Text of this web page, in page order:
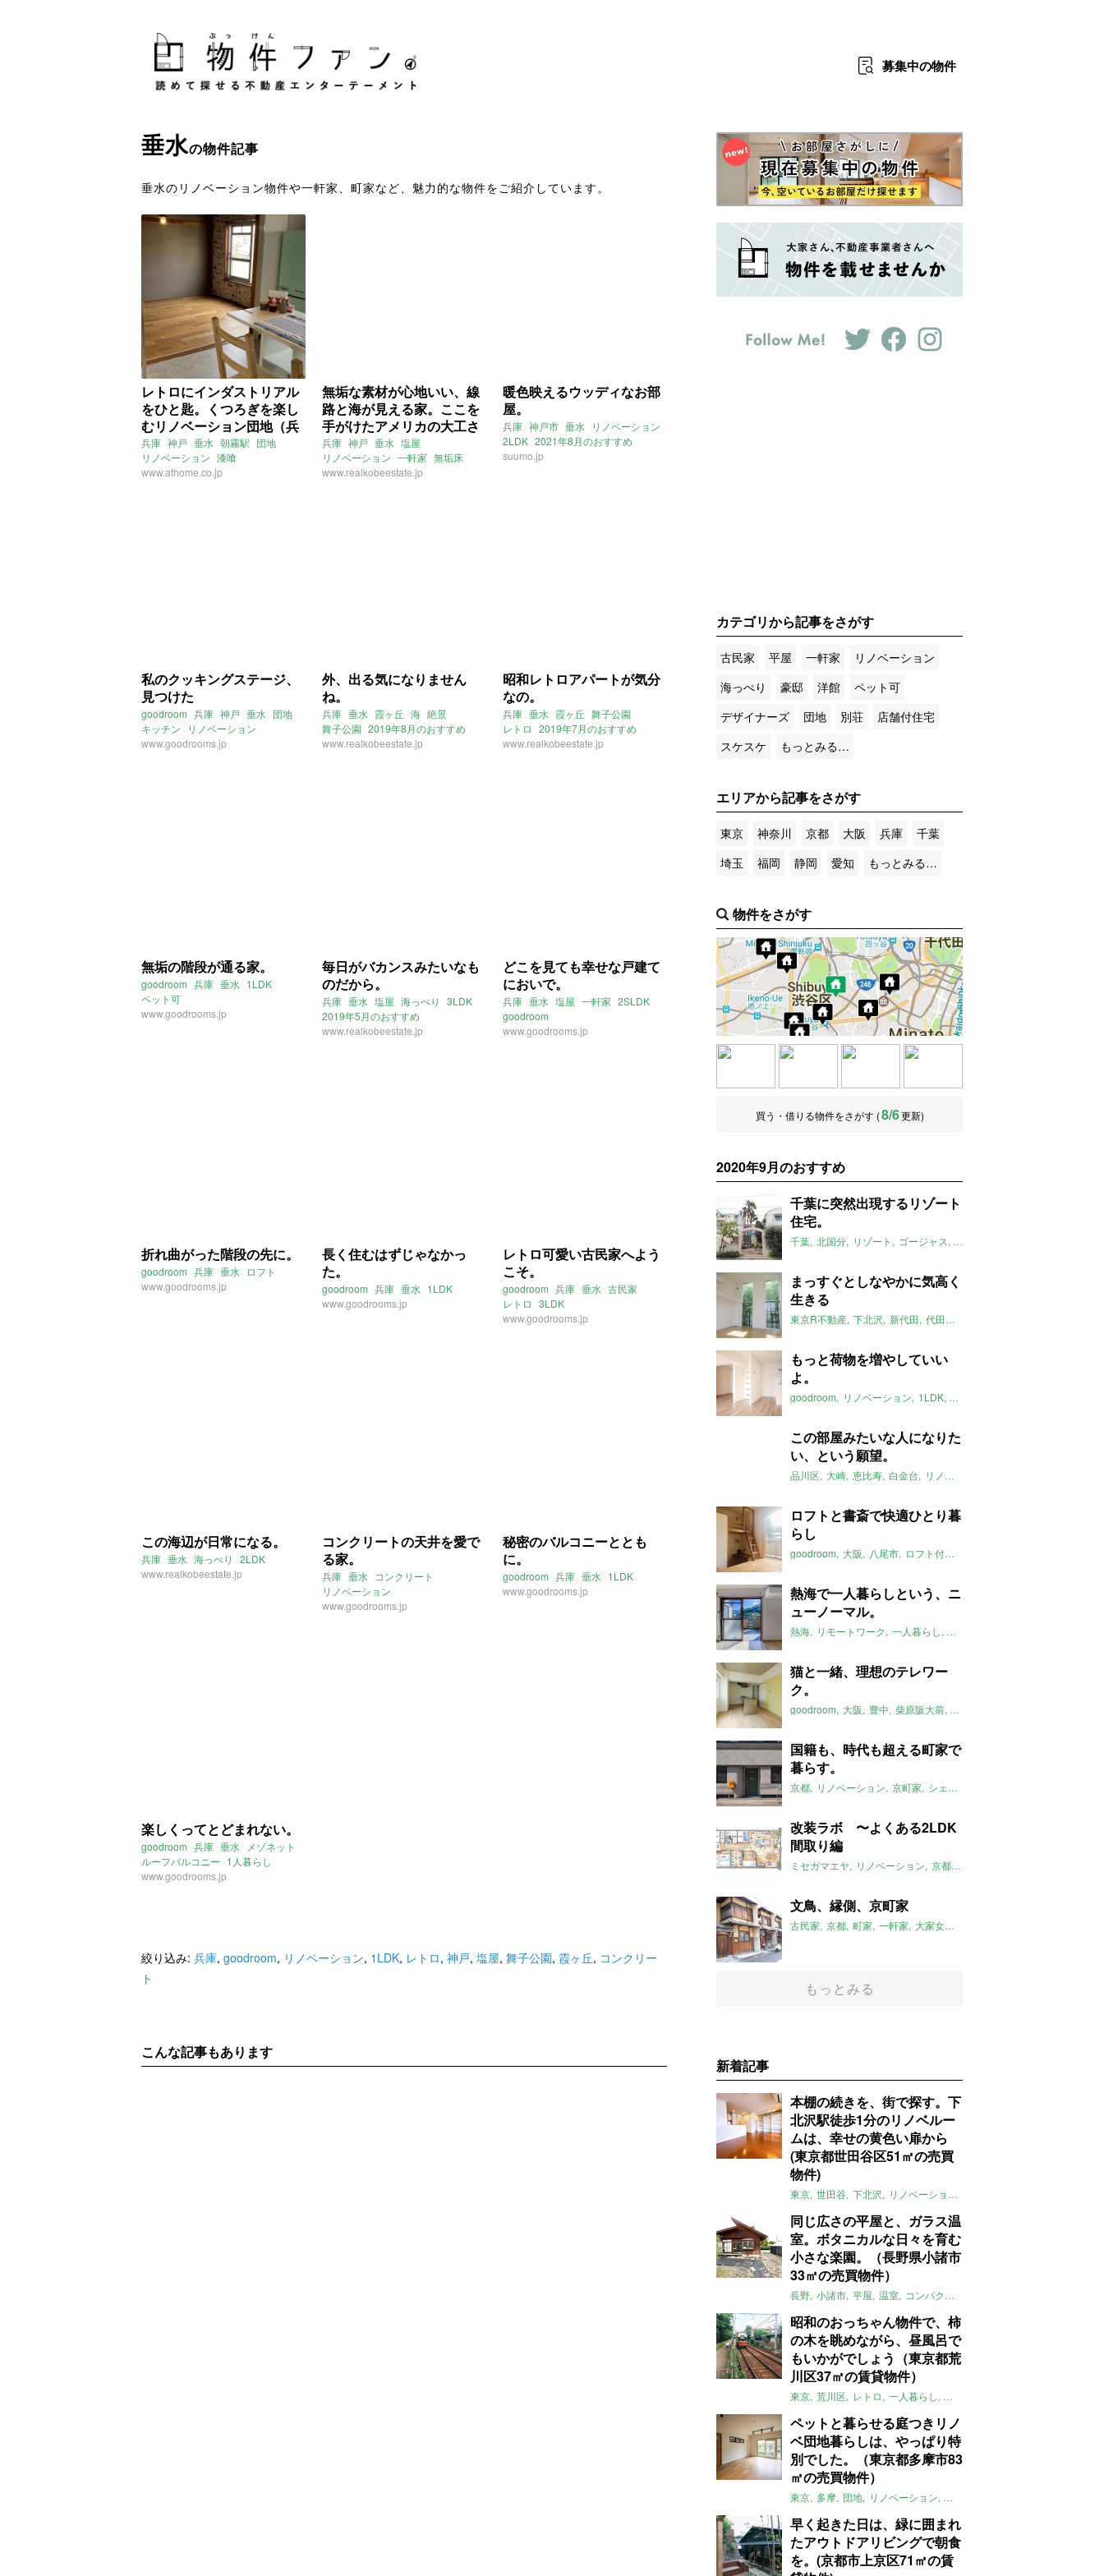
募集中の物件
垂水の物件記事
垂水のリノベーション物件や一軒家、町家など、魅力的な物件をご紹介しています。
レトロにインダストリアル
をひと匙。くつろぎを楽し
むリノベーション団地（兵
庫県神戸市61㎡の売買物
件）
兵庫 神戸 垂水 朝霧駅 団地
リノベーション 漆喰
コンクリート
カフェ
www.athome.co.jp
無垢な素材が心地いい、線
路と海が見える家。ここを
手がけたアメリカの大工さ
んは、きっと日本を愛する
人だ。(神戸市垂水区49㎡の
賃貸物件)
兵庫 神戸 垂水 塩屋
リノベーション 一軒家 無垢床
ライター：ほしりょうこ
www.realkobeestate.jp
暖色映えるウッディなお部
屋。
兵庫 神戸市 垂水
リノベーション
2LDK 2021年8月のおすすめ
suumo.jp
私のクッキングステージ、
見つけた
goodroom 兵庫 神戸 垂水 団地
キッチン
リノベーション
オシャレ
www.goodrooms.jp
外、出る気になりません
ね。
兵庫 垂水 霞ヶ丘 海 絶景
舞子公園 2019年8月のおすすめ
www.realkobeestate.jp
昭和レトロアパートが気分
なの。
兵庫 垂水 霞ヶ丘 舞子公園
レトロ 2019年7月のおすすめ
www.realkobeestate.jp
無垢の階段が通る家。
goodroom 兵庫 垂水 1LDK
ペット可
www.goodrooms.jp
毎日がバカンスみたいなも
のだから。
兵庫 垂水 塩屋 海っぺり
3LDK
2019年5月のおすすめ
www.realkobeestate.jp
どこを見ても幸せな戸建て
においで。
兵庫 垂水 塩屋 一軒家 2SLDK
goodroom
www.goodrooms.jp
折れ曲がった階段の先に。
goodroom 兵庫 垂水
ロフト
www.goodrooms.jp
長く住むはずじゃなかっ
た。
goodroom 兵庫 垂水 1LDK
www.goodrooms.jp
レトロ可愛い古民家へよう
こそ。
goodroom 兵庫 垂水 古民家
レトロ 3LDK
www.goodrooms.jp
この海辺が日常になる。
兵庫 垂水 海っぺり
2LDK
www.realkobeestate.jp
コンクリートの天井を愛で
る家。
兵庫 垂水
コンクリート
リノベーション
アイランドキッチン
www.goodrooms.jp
秘密のバルコニーととも
に。
goodroom 兵庫 垂水 1LDK
www.goodrooms.jp
楽しくってとどまれない。
goodroom 兵庫 垂水
メゾネット
ルーフバルコニー 1人暮らし
www.goodrooms.jp
絞り込み: 兵庫, goodroom, リノベーション, 1LDK, レトロ, 神戸, 塩屋, 舞子公園, 霞ヶ丘, コンクリー
ト
こんな記事もあります
カテゴリから記事をさがす
古民家 平屋 一軒家
リノベーション
海っぺり
豪邸 洋館
ペット可
デザイナーズ
団地 別荘
店舗付住宅
スケスケ
もっとみる…
エリアから記事をさがす
東京 神奈川 京都 大阪 兵庫
千葉
埼玉
福岡 静岡 愛知 もっとみる…
物件をさがす
買う・借りる物件をさがす (8/6更新)
2020年9月のおすすめ
千葉に突然出現するリゾート
住宅。
千葉 北国分 リゾート ゴージャス ペット相談可
まっすぐとしなやかに気高く
生きる
東京R不動産 下北沢 新代田 代田橋
もっと荷物を増やしていい
よ。
goodroom リノベーション 1LDK ナチュラル
この部屋みたいな人になりた
い、という願望。
品川区 大崎 恵比寿 白金台 リノベーション
ロフトと書斎で快適ひとり暮
らし
goodroom 大阪 八尾市 ロフト付き
熱海で一人暮らしという、ニ
ューノーマル。
熱海 リモートワーク 一人暮らし 自然
猫と一緒、理想のテレワー
ク。
goodroom 大阪 豊中 柴原阪大前 一人暮らし
国籍も、時代も超える町家で
暮らす。
京都 リノベーション 京町家 シェアハウス
改装ラボ 〜よくある2LDK
間取り編
ミセガマエヤ リノベーション 京都 太秦
文鳥、縁側、京町家
古民家 京都 町家 一軒家 大家女子
もっとみる
新着記事
本棚の続きを、街で探す。下
北沢駅徒歩1分のリノベルー
ムは、幸せの黄色い扉から
(東京都世田谷区51㎡の売買
物件)
東京 世田谷 下北沢 リノベーション
同じ広さの平屋と、ガラス温
室。ボタニカルな日々を育む
小さな楽園。（長野県小諸市
33㎡の売買物件）
長野 小諸市 平屋 温室 コンパクト
昭和のおっちゃん物件で、柿
の木を眺めながら、昼風呂で
もいかがでしょう（東京都荒
川区37㎡の賃貸物件）
東京 荒川区 レトロ 一人暮らし タイル
ペットと暮らせる庭つきリノ
ベ団地暮らしは、やっぱり特
別でした。（東京都多摩市83
㎡の売買物件）
東京 多摩 団地 リノベーション 庭
早く起きた日は、緑に囲まれ
たアウトドアリビングで朝食
を。(京都市上京区71㎡の賃